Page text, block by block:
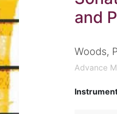
and
Woods,
Advance